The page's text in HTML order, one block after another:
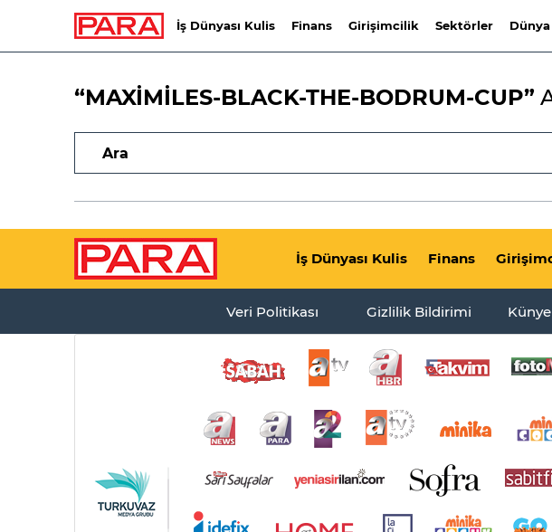
İş Dünyası Kulis Finans Girişimcilik Sektörler Dünya
“MAXİMİLES-BLACK-THE-BODRUM-CUP”
İş Dünyası Kulis Finans
Veri Politikası Gizlilik Bildirimi